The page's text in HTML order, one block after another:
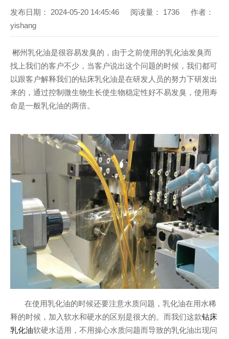
发布日期： 2024-05-20 14:45:46 阅读量： 1736
作者：
yishang
郴州乳化油是很容易发臭的，由于之前使用的乳化油发臭而
找上我们的客户不少，当客户说出这个问题的时候，我们都可
以跟客户解释我们的钻床乳化油是在研发人员的努力下研发出
来的，通过控制微生物生长使生物稳定性好不易发臭，使用寿
命是一般乳化油的两倍。
在使用乳化油的时候还要注意水质问题，乳化油在用水稀
释的时候，加入软水和硬水的区别是很大的。而我们这款钻床
乳化油软硬水适用，不用操心水质问题而导致的乳化油出现问